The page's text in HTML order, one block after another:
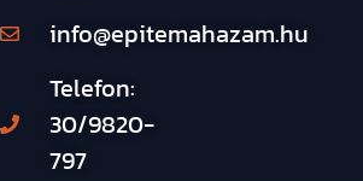
info@epitemahazam.hu
Telefon:
30/9820-
797